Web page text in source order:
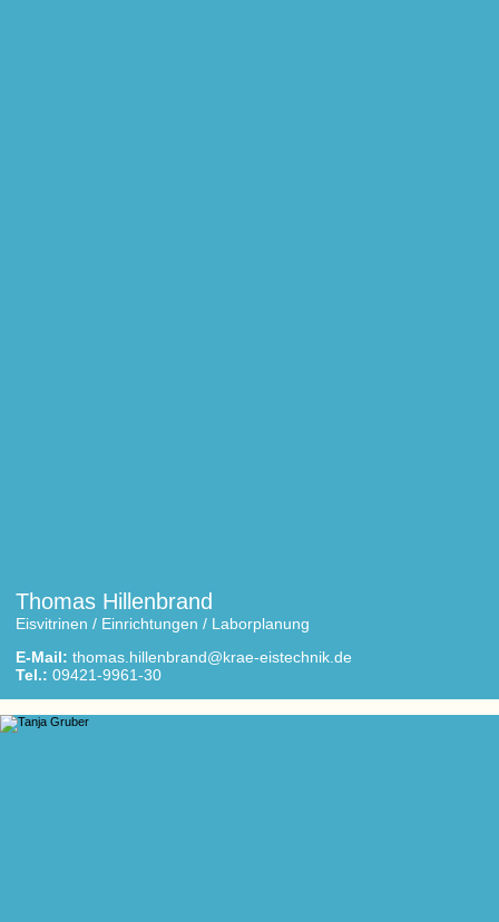
Thomas Hillenbrand
Eisvitrinen / Einrichtungen / Laborplanung
E-Mail: thomas.hillenbrand@krae-eistechnik.de
Tel.: 09421-9961-30